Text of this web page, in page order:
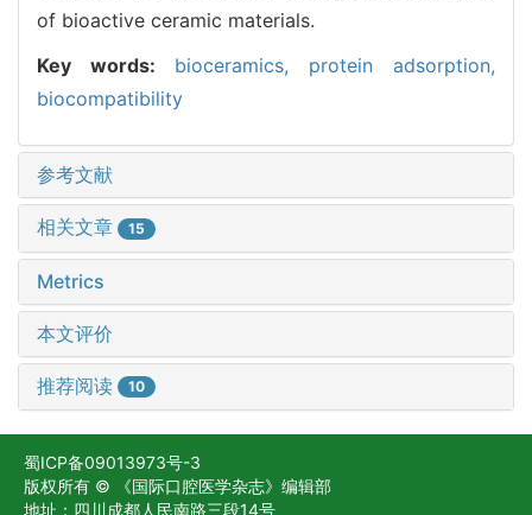
of bioactive ceramic materials.
Key words: bioceramics, protein adsorption,
biocompatibility
参考文献
相关文章 15
Metrics
本文评价
推荐阅读 10
蜀ICP备09013973号-3
版权所有 © 《国际口腔医学杂志》编辑部
地址：四川成都人民南路三段14号